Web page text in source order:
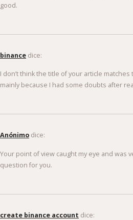
good.
binance dice:
I don’t think the title of your article
mainly because I had some doubts after
Anónimo dice:
Your point of view caught my eye and was
question for you.
create binance account dice: